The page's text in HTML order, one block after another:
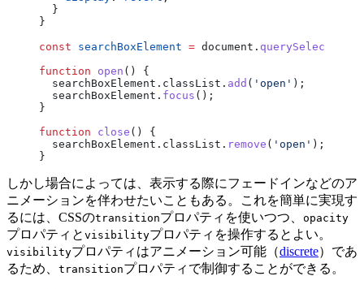
  }
}
const searchBoxElement = document. querySelector
function open () {
  searchBoxElement.classList.
add ( 'open' );
  searchBoxElement.
focus ();
}
function close () {
  searchBoxElement.classList.
remove ( 'open' );
}
しかし場合によっては、表示する際にフェードインなどのア
ニメーションを伴わせたいこともある。これを簡単に実現す
るには、CSSのtransitionプロパティを使いつつ、 opacity
プロパティと visibilityプロパティを操作するとよい。
visibilityプロパティはアニメーション可能（discrete）であ
るため、 transitionプロパティで制御することができる。